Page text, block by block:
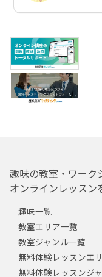
趣味の教室・ワーク
オンラインレッスン
趣味一覧
教室エリア一覧
教室ジャンル一覧
無料体験レッスンエ
無料体験レッスンジ